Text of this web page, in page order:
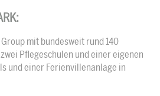
mit bundesweit rund 140
Pflegeschulen und einer eigenen
und einer Ferienvillenanlage in